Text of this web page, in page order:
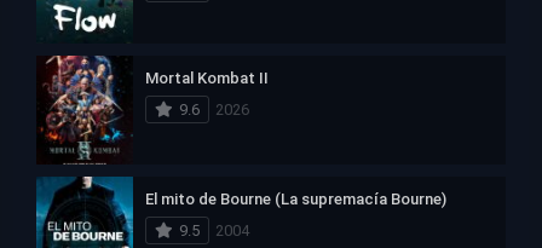
Mortal Kombat II
9.6
2026
El mito de Bourne (La supremacía Bourne)
9.5
2004